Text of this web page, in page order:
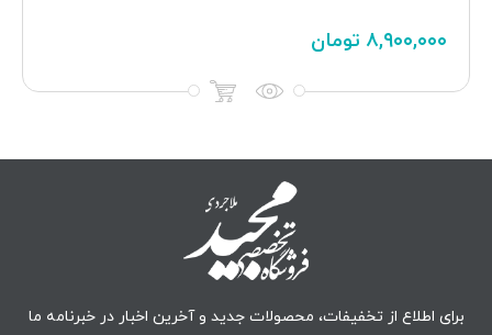
برای اطلاع از تخفیفات، محصولات جدید و آخرین اخبار در خبرنامه ما